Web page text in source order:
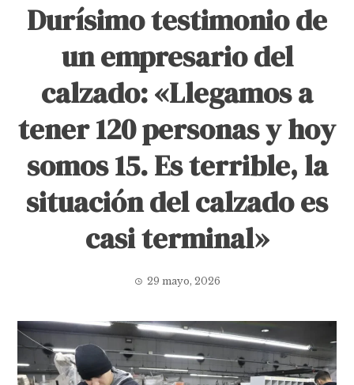
Durísimo testimonio de
un empresario del
calzado: «Llegamos a
tener 120 personas y hoy
somos 15. Es terrible, la
situación del calzado es
casi terminal»
29 mayo, 2026